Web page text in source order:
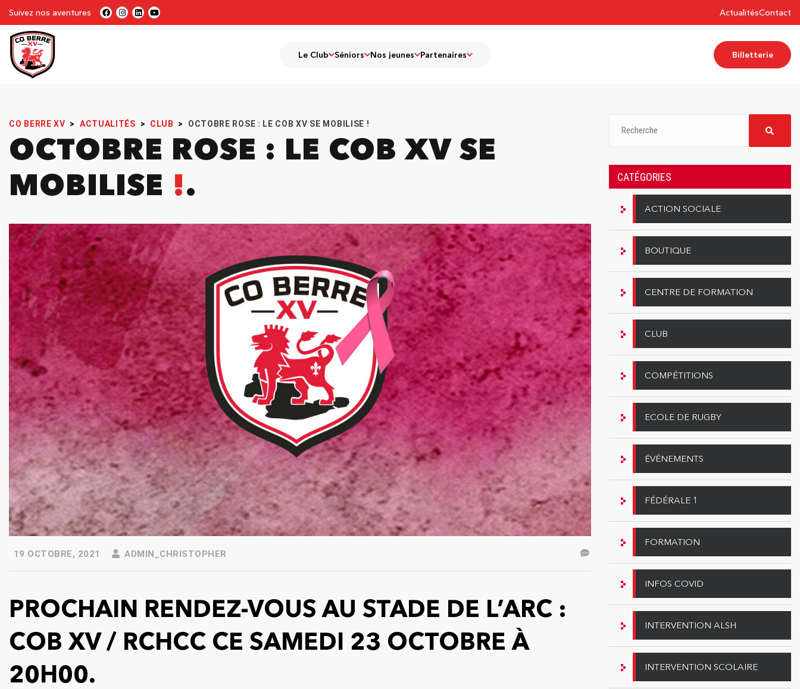
Suivez nos aventures ActualitésContact
Le Club Séniors Nos jeunes Partenaires Billetterie
CO BERRE XV > ACTUALITÉS > CLUB > OCTOBRE ROSE : LE COB XV SE MOBILISE !
OCTOBRE ROSE : LE COB XV SE
MOBILISE !
19 OCTOBRE, 2021 ADMIN_CHRISTOPHER
PROCHAIN RENDEZ-VOUS AU STADE DE L’ARC :
COB XV / RCHCC CE SAMEDI 23 OCTOBRE À
20H00.
CATÉGORIES
ACTION SOCIALE
BOUTIQUE
CENTRE DE FORMATION
CLUB
COMPÉTITIONS
ECOLE DE RUGBY
ÉVÉNEMENTS
FÉDÉRALE 1
FORMATION
INFOS COVID
INTERVENTION ALSH
INTERVENTION SCOLAIRE